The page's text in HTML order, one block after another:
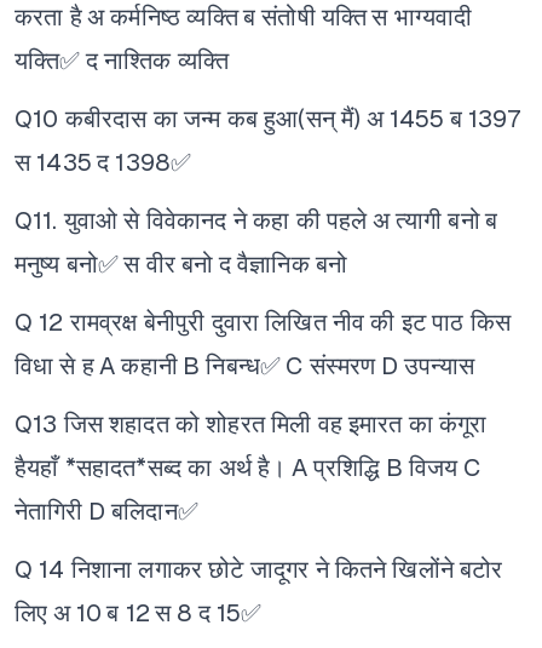
करता हैअ कर्मनिष्ठ व्यक्तिब संतोषी यक्तिस भाग्यवादी
यक्ति✅ द नाश्तिक व्यक्ति
Q10 कबीरदास का जन्म कब हुआ(सन् मैं) अ 1455 ब 1397
स 1435 द 1398✅
Q11. युवाओ से विवेकानद ने कहा की पहले अ त्यागी बनोब
मनुष्य बनो✅ स वीर बनो द वैज्ञानिक बनो
Q 12 रामव्रक्ष बेनीपुरी दुवारा लिखित नीव की इट पाठ किस
विधा से ह A कहानी B निबन्ध✅ C संस्मरण D उपन्यास
Q13 जिस शहादत को शोहरत मिली वह इमारत का कंगूरा
हैयहाँ *सहादत*सब्द का अर्थ है। A प्रशिद्धि B विजय C
नेतागिरी D बलिदान✅
Q 14 निशाना लगाकर छोटे जादूगर ने कितने खिलोंने बटोर
लिए अ 10 ब 12 स 8 द 15✅